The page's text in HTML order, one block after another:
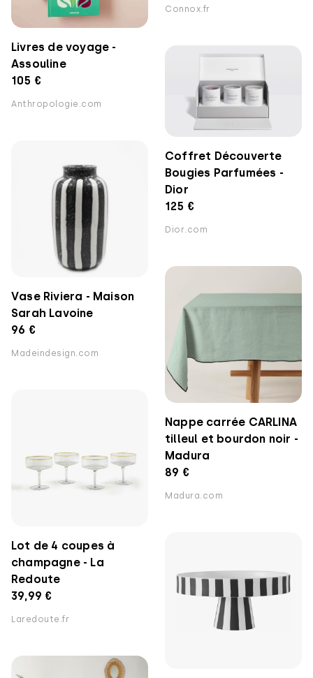
Connox.fr
Livres de voyage -
Assouline
105 €
Anthropologie.com
Coffret Découverte
Bougies Parfumées -
Dior
125 €
Dior.com
Vase Riviera - Maison
Sarah Lavoine
96 €
Madeindesign.com
Nappe carrée CARLINA
tilleul et bourdon noir -
Madura
89 €
Madura.com
Lot de 4 coupes à
champagne - La
Redoute
39,99 €
Laredoute.fr